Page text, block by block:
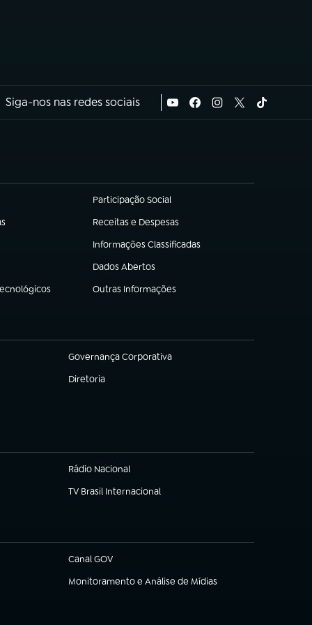
Siga-nos nas redes sociais
Participação Social
(abre em nova aba)
Receitas e Despesas
(abre em nova aba)
Informações Classificadas
(abre em nova aba)
Dados Abertos
(abre em nova aba)
Outras Informações
(abre em nova aba)
Governança Corporativa
(abre em nova aba)
Diretoria
(abre em nova aba)
Rádio Nacional
TV Brasil Internacional
(abre em nova aba)
Canal GOV
(abre em nova aba)
Monitoramento e Análise de Mídias
(abre em nova aba)